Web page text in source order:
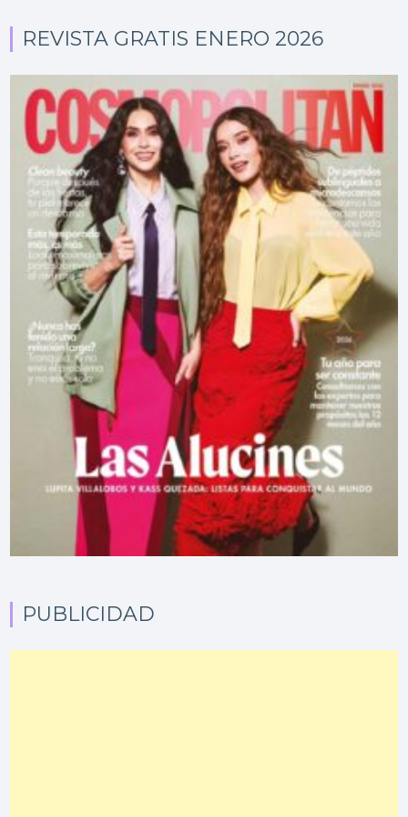
REVISTA GRATIS ENERO 2026
PUBLICIDAD